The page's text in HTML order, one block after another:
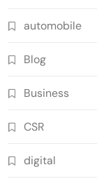
automobile
Blog
Business
CSR
digital